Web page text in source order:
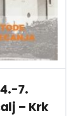
7.
– Krk